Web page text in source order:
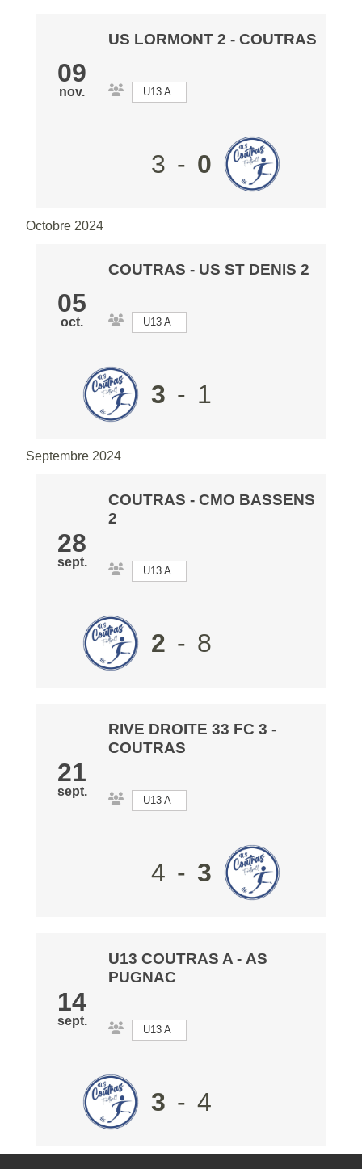
09
nov.
US LORMONT 2 - COUTRAS
U13 A
3 - 0
Octobre 2024
05
oct.
COUTRAS - US ST DENIS 2
U13 A
3 - 1
Septembre 2024
28
sept.
COUTRAS - CMO BASSENS
2
U13 A
2 - 8
21
sept.
RIVE DROITE 33 FC 3 -
COUTRAS
U13 A
4 - 3
14
sept.
U13 COUTRAS A - AS
PUGNAC
U13 A
3 - 4